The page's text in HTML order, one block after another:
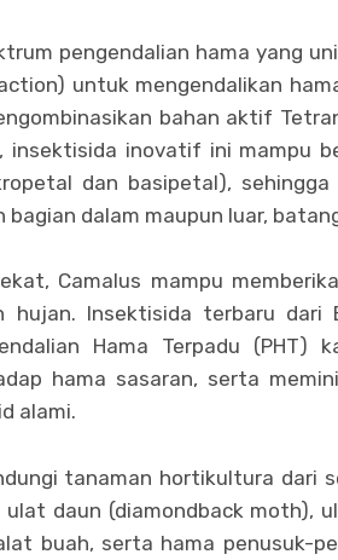
pengendalian hama yang
untuk mengendalikan
bahan aktif
insektisida inovatif ini mampu
dan basipetal), sehingga
bagian dalam maupun luar,
Camalus mampu
hujan. Insektisida terbaru dari
Hama Terpadu (PHT)
hama sasaran, serta
alami.
tanaman hortikultura dari
daun (diamondback moth),
buah, serta hama penusuk-